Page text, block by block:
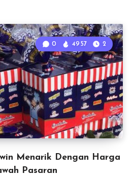
Menarik Dengan Harga
Pasaran
0 4957 2